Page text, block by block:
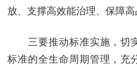
放、支撑高效能治理、保障高
三要推动标准实施，切
标准的全生命周期管理，充